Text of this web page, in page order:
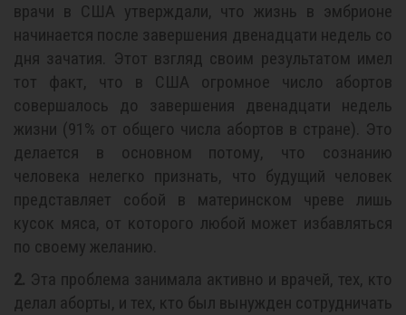
врачи в США утверждали, что жизнь в эмбрионе
начинается после завершения двенадцати недель со
дня зачатия. Этот взгляд своим результатом имел
тот факт, что в США огромное число абортов
совершалось до завершения двенадцати недель
жизни (91% от общего числа абортов в стране). Это
делается в основном потому, что сознанию
человека нелегко признать, что будущий человек
представляет собой в материнском чреве лишь
кусок мяса, от которого любой может избавляться
по своему желанию.
2. Эта проблема занимала активно и врачей, тех, кто
делал аборты, и тех, кто был вынужден сотрудничать